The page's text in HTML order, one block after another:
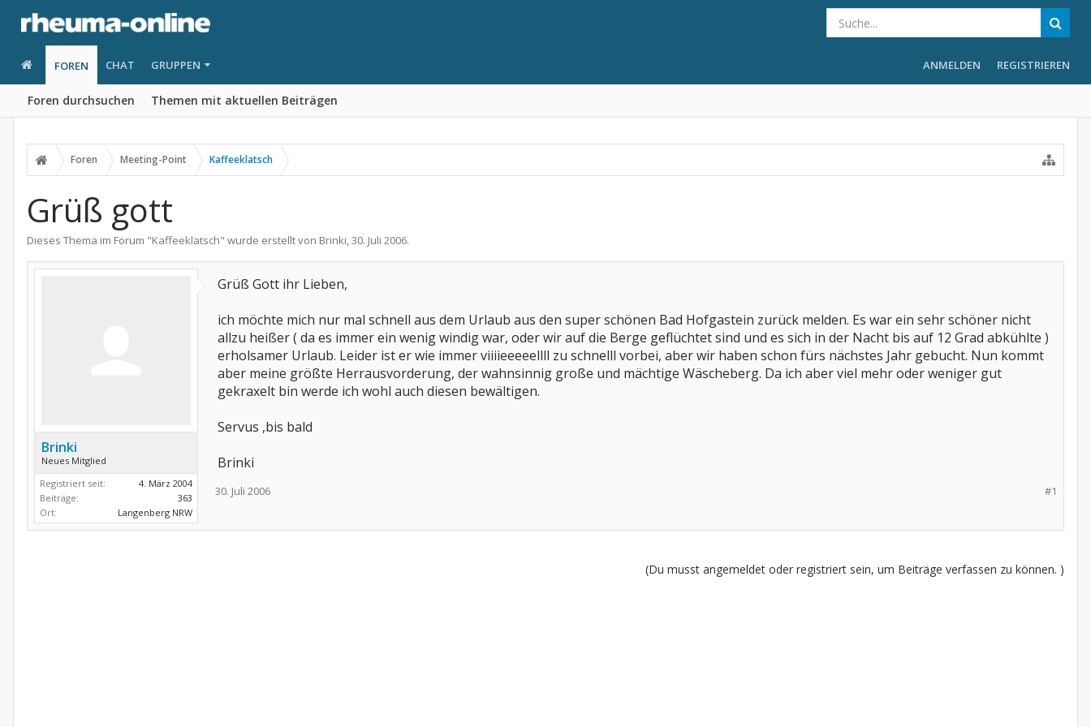
FOREN
Foren durchsuchen Themen mit aktuellen Beiträgen
CHAT GRUPPEN ANMELDEN REGISTRIEREN
Foren Meeting-Point Kaffeeklatsch
Grüß gott
Dieses Thema im Forum "Kaffeeklatsch" wurde erstellt von Brinki,30. Juli 2006.
Brinki
Neues Mitglied
Registriert seit:
4. März 2004
Beiträge:
363
Ort:
Langenberg NRW
Grüß Gott ihr Lieben,
ich möchte mich nur mal schnell aus dem Urlaub aus den super schönen Bad Hofgastein zurück melden. Es war ein sehr schöner nicht
allzu heißer ( da es immer ein wenig windig war, oder wir auf die Berge geflüchtet sind und es sich in der Nacht bis auf 12 Grad abkühlte )
erholsamer Urlaub. Leider ist er wie immer viiiieeeeellll zu schnelll vorbei, aber wir haben schon fürs nächstes Jahr gebucht. Nun kommt
aber meine größte Herrausvorderung, der wahnsinnig große und mächtige Wäscheberg. Da ich aber viel mehr oder weniger gut
gekraxelt bin werde ich wohl auch diesen bewältigen.
Servus ,bis bald
Brinki
#1
30. Juli 2006
(Du musst angemeldet oder registriert sein, um Beiträge verfassen zu können. )